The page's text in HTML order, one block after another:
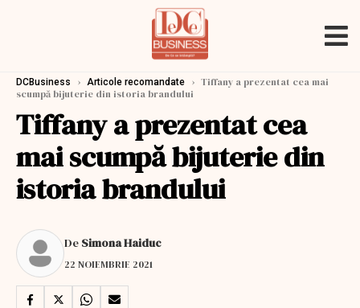
DCBusiness › Articole recomandate › Tiffany a prezentat cea mai
scumpă bijuterie din istoria brandului
Tiffany a prezentat cea
mai scumpă bijuterie din
istoria brandului
De Simona Haiduc
22 NOIEMBRIE 2021